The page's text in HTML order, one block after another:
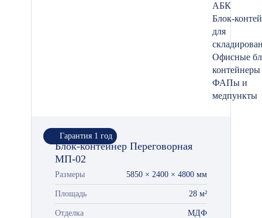
АБК
Блок-
для
Офисные
контейнеры
ФАПы и
медпункты
Гарантия 1 год
Блок-контейнер Переговорная
МП-02
Размеры 5850 × 2400 × 4800 мм
Площадь 28 м²
Отделка МДФ